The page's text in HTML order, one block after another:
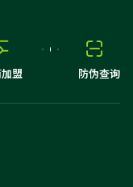
盟

防伪查询